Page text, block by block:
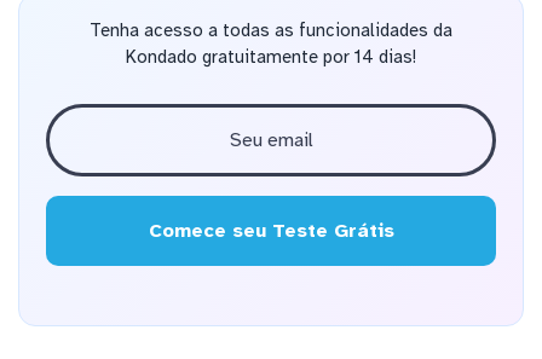
Tenha acesso a todas as funcionalidades da
Kondado gratuitamente por 14 dias!
Comece seu Teste Grátis